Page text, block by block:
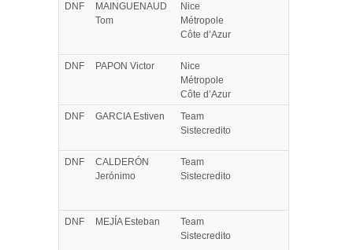
DNF
MAINGUENAUD
Tom
Nice
Métropole
Côte d’Azur
DNF PAPON Victor
Nice
Métropole
Côte d’Azur
DNF
GARCIAEstiven
Team
Sistecredito
DNF
CALDERÓN
Jerónimo
Team
Sistecredito
DNF MEJÍAEsteban
Team
Sistecredito